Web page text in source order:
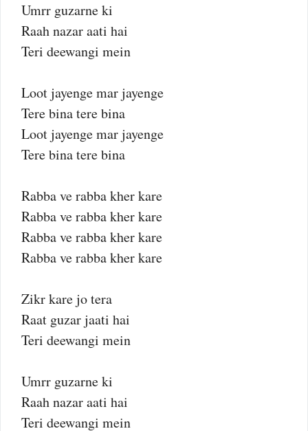
Umrr guzarne ki
Raah nazar aati hai
Teri deewangi mein
Loot jayenge mar jayenge
Tere bina tere bina
Loot jayenge mar jayenge
Tere bina tere bina
Rabba ve rabba kher kare
Rabba ve rabba kher kare
Rabba ve rabba kher kare
Rabba ve rabba kher kare
Zikr kare jo tera
Raat guzar jaati hai
Teri deewangi mein
Umrr guzarne ki
Raah nazar aati hai
Teri deewangi mein